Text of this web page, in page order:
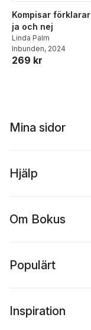
Kompisar förklarar
ja och nej
Linda Palm
Inbunden, 2024
269 kr
Mina sidor
Hjälp
Om Bokus
Populärt
Inspiration